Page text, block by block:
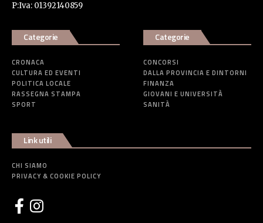
P:Iva: 01392140859
Categorie
CRONACA
CULTURA ED EVENTI
POLITICA LOCALE
RASSEGNA STAMPA
SPORT
Categorie
CONCORSI
DALLA PROVINCIA E DINTORNI
FINANZA
GIOVANI E UNIVERSITÀ
SANITÀ
Link utili
CHI SIAMO
PRIVACY & COOKIE POLICY